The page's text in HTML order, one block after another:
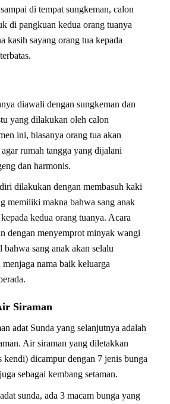
di tempat sungkeman, calon
di pangkuan kedua orang tuanya
kasih sayang orang tua kepada
diawali dengan sungkeman dan
yang dilakukan oleh calon
ini, biasanya orang tua akan
rumah tangga yang dijalani
dan harmonis.
dilakukan dengan membasuh kaki
memiliki makna bahwa sang anak
kedua orang tuanya. Acara
dengan menyemprot minyak wangi
sang anak akan selalu
nama baik keluarga
Siraman
adat Sunda yang selanjutnya adalah
Air siraman yang diletakkan
kendi) dicampur dengan 7 jenis bunga
sebagai kembang setaman.
sunda, ada 3 macam bunga yang